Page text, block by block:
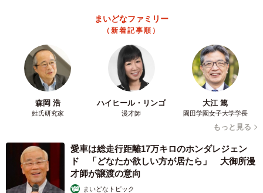
まいどなファミリー
（新着記事順）
森岡 浩
姓氏研究家
ハイヒール・リンゴ
漫才師
大江 篤
園田学園女子大学学長
もっと見る
愛車は総走行距離17万キロのホンダレジェン
ド 「どなたか欲しい方が居たら」 大御所漫
才師が譲渡の意向
まいどなトピック